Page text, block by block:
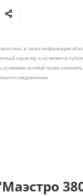
а также информация об
характер и не является
оставляем за собой право
уведомления.